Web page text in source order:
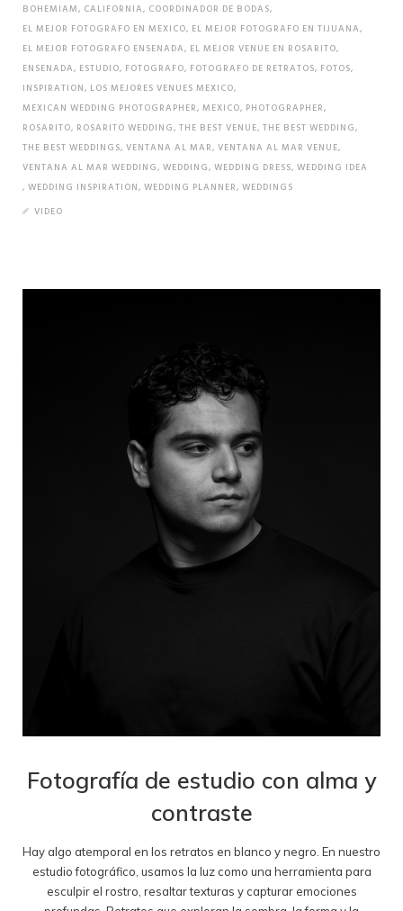
BOHEMIAM, CALIFORNIA, COORDINADOR DE BODAS,
EL MEJOR FOTOGRAFO EN MEXICO, EL MEJOR FOTOGRAFO EN TIJUANA,
EL MEJOR FOTOGRAFO ENSENADA, EL MEJOR VENUE EN ROSARITO,
ENSENADA, ESTUDIO, FOTOGRAFO, FOTOGRAFO DE RETRATOS, FOTOS,
INSPIRATION, LOS MEJORES VENUES MEXICO,
MEXICAN WEDDING PHOTOGRAPHER, MEXICO, PHOTOGRAPHER,
ROSARITO, ROSARITO WEDDING, THE BEST VENUE, THE BEST WEDDING,
THE BEST WEDDINGS, VENTANA AL MAR, VENTANA AL MAR VENUE,
VENTANA AL MAR WEDDING, WEDDING, WEDDING DRESS, WEDDING IDEA
, WEDDING INSPIRATION, WEDDING PLANNER, WEDDINGS
VIDEO
Fotografía de estudio con alma y
contraste
Hay algo atemporal en los retratos en blanco y negro. En nuestro
estudio fotográfico, usamos la luz como una herramienta para
esculpir el rostro, resaltar texturas y capturar emociones